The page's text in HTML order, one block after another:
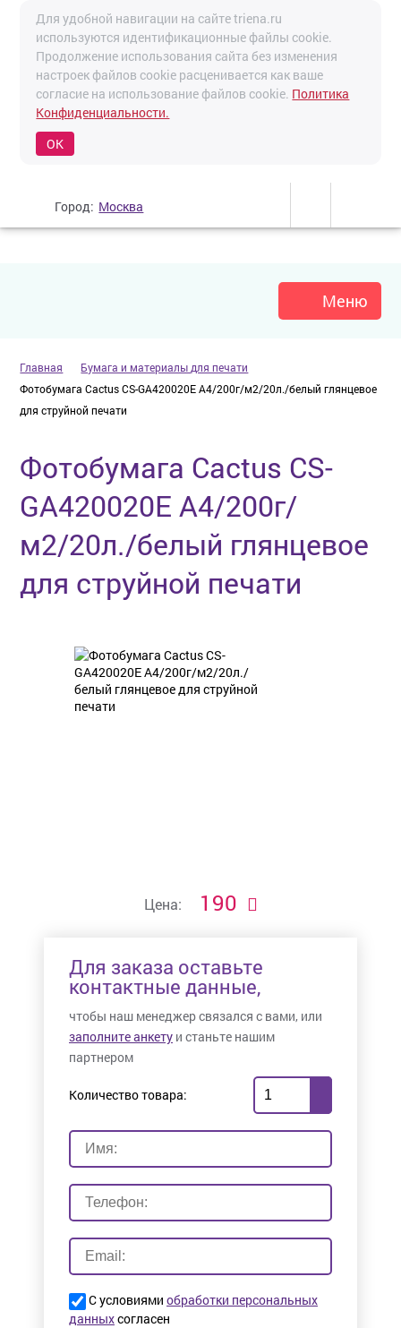
Для удобной навигации на сайте triena.ru
используются идентификационные файлы cookie.
Продолжение использования сайта без изменения
настроек файлов cookie расценивается как ваше
согласие на использование файлов cookie. Политика
Конфиденциальности.
OK
Город: Москва
Меню
Главная
Бумага и материалы для печати
Фотобумага Cactus CS-GA420020E A4/200г/м2/20л./белый глянцевое
для струйной печати
Фотобумага Cactus CS-
GA420020E A4/200г/
м2/20л./белый глянцевое
для струйной печати
Цена: 190
Для заказа оставьте
контактные данные,
чтобы наш менеджер связался с вами, или
заполните анкету и станьте нашим
партнером
Количество товара:
С условиями обработки персональных
данныхсогласен